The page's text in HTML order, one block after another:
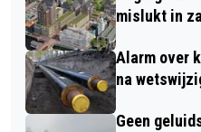
DE SCHOP:
UITGANGSPUNT
mislukt in
Alarm over
na
Geen